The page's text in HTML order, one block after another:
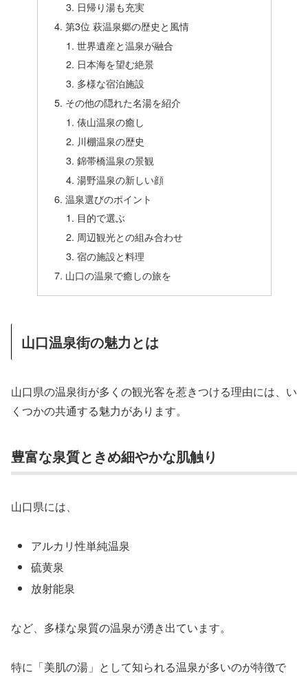
日帰り湯も充実
第3位 萩温泉郷の歴史と風情
世界遺産と温泉が融合
日本海を望む絶景
多様な宿泊施設
その他の隠れた名湯を紹介
俵山温泉の癒し
川棚温泉の歴史
錦帯橋温泉の景観
湯野温泉の新しい顔
温泉選びのポイント
目的で選ぶ
周辺観光との組み合わせ
宿の施設と料理
山口の温泉で癒しの旅を
山口温泉街の魅力とは
山口県の温泉街が多くの観光客を惹きつける理由には、い
くつかの共通する魅力があります。
豊富な泉質ときめ細やかな肌触り
山口県には、
アルカリ性単純温泉
硫黄泉
放射能泉
など、多様な泉質の温泉が湧き出ています。
特に「美肌の湯」として知られる温泉が多いのが特徴で